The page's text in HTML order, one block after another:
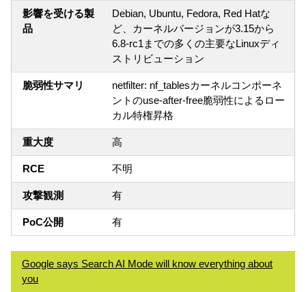
影響を受ける製
品
Debian, Ubuntu, Fedora, Red Hatな
ど、カーネルバージョンが3.15から
6.8-rc1までの多くの主要なLinuxディ
ストリビューション
脆弱性サマリ
netfilter: nf_tablesカーネルコンポーネ
ントのuse-after-free脆弱性によるロー
カル特権昇格
重大度 高
RCE 不明
攻撃観測 有
PoC公開 有
Google says Search AI Mode will know everything about
you